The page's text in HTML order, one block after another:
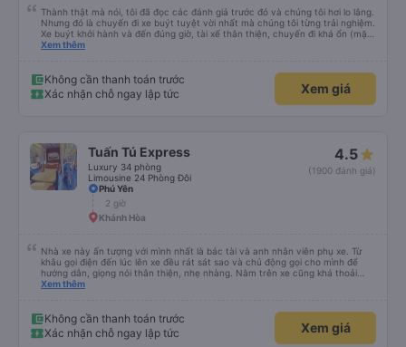
Thành thật mà nói, tôi đã đọc các đánh giá trước đó và chúng tôi hơi lo lắng.
Nhưng đó là chuyến đi xe buýt tuyệt vời nhất mà chúng tôi từng trải nghiệm.
Xe buýt khởi hành và đến đúng giờ, tài xế thân thiện, chuyến đi khá ổn (mặc
dù vẫn hơi xóc, nhưng đó là đặc trưng của Việt Nam ^^), và chỗ ngồi thoải
Xem thêm
Không cần thanh toán trước
Xác nhận chỗ ngay lập tức
Xem giá
Tuấn Tú Express
Luxury 34 phòng
Limousine 24 Phòng Đôi
4.5
(1900 đánh giá)
Phú Yên
2 giờ
Khánh Hòa
Nhà xe này ấn tượng với mình nhất là bác tài và anh nhân viên phụ xe. Từ
khâu gọi điện đến lúc lên xe đều rát sát sao và chủ động gọi cho mình để
hướng dẫn, giọng nói thân thiện, nhẹ nhàng. Nằm trên xe cũng khá thoải
mái, chăn nệm nước suối đầy đủ. Chuyến xe của mình hầu hết là các cô bác
nhưng các anh hướng dẫn mình xuống ở đây không có ma nào dám chở đâu
( vì đây là địa bàn của thế lực xe ôm ngầm, dân chơi cỏ kẹo ke...) Và thế là
mình được chở xuống Ngã 3 thành , nơi sáng sủa an toàn hơn. Một Chuyến
Xem thêm
Không cần thanh toán trước
Xác nhận chỗ ngay lập tức
Xem giá